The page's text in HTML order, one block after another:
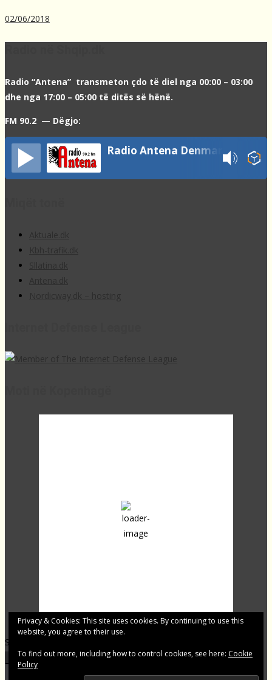
02/06/2018
Radio “Antena” transmeton çdo të diel nga 00:00 – 03:00
dhe nga 17:00 – 05:00 të ditës së hënë.
FM 90.2 — Dëgjo:
Radio Antena Denmark
56 %
1017 mb
20 Km/h
Shqip.dk - Lajme të zgjedhura për Ju
Footer Menu
Privacy & Cookies: This site uses cookies. By continuing to use this
website, you agree to their use.
To find out more, including how to control cookies, see here: Cookie
Policy